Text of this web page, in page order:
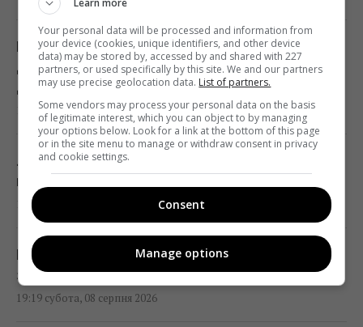
Росіяни похизувалися новим зенітним
дроном, який здатен розвивати швидкість
до 560 км/год
19:57 субота, 08 серпня 2026
Люди, які народилися в ці місяці,
найуспішніші
19:24 субота, 08 серпня 2026
В ЄС запропонували нову схему конфіскації
заморожених активів РФ, - FAZ
19:19 субота, 08 серпня 2026
Your personal data will be processed and information from
your device (cookies, unique identifiers, and other device
data) may be stored by, accessed by and shared with 227
partners, or used specifically by this site. We and our partners
may use precise geolocation data. List of partners.
Some vendors may process your personal data on the basis
of legitimate interest, which you can object to by managing
your options below. Look for a link at the bottom of this page
or in the site menu to manage or withdraw consent in privacy
and cookie settings.
Consent
Manage options